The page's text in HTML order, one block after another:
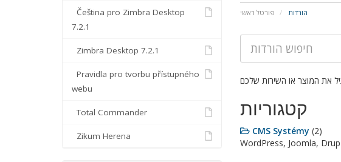
פורטל ראשי הורדות
קטגוריות
CMS Systémy (2)
WordPress, Joomla,
Čeština pro Zimbra Desktop
7.2.1
Zimbra Desktop 7.2.1
Pravidla pro tvorbu přístupného
webu
Total Commander
Zikum Herena